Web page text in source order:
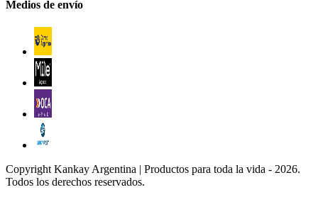
Medios de envío
Copyright Kankay Argentina | Productos para toda la vida - 2026.
Todos los derechos reservados.